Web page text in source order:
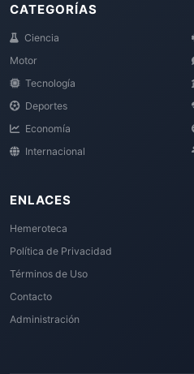
CATEGORÍAS
Ciencia
Motor
Tecnología
Deportes
Economía
Internacional
ENLACES
Hemeroteca
Política de Privacidad
Términos de Uso
Contacto
Administración